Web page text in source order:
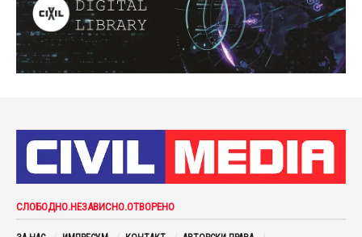
СЛОБОДНО.НЕЗАВИСНО.ОТВОРЕНО